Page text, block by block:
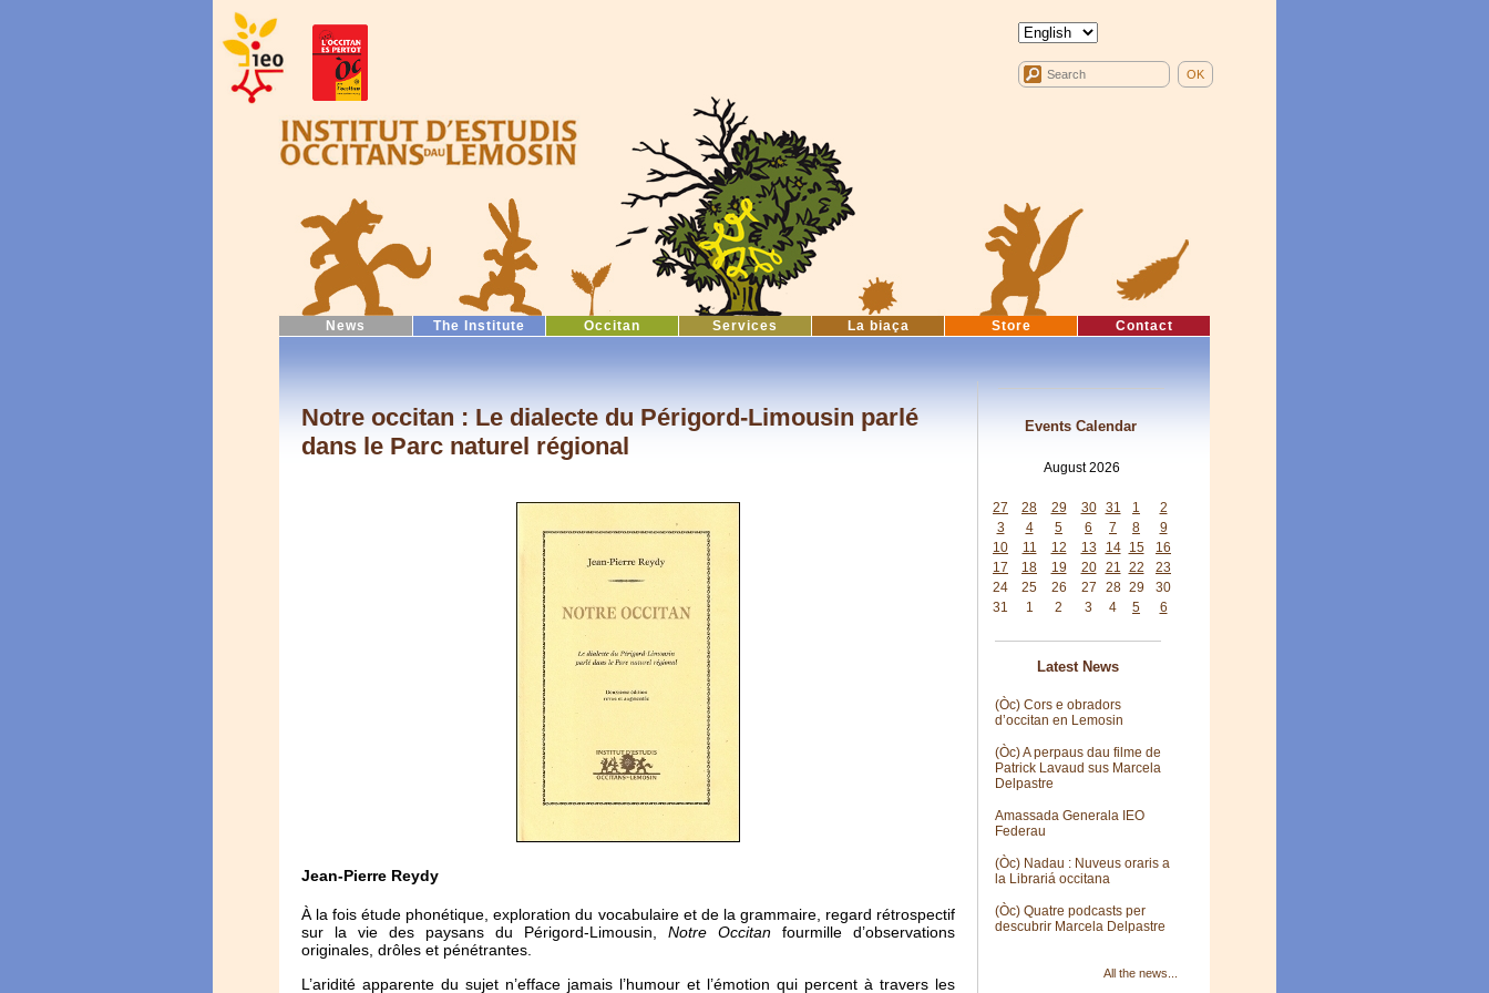
News The Institute Occitan Services La biaça Store Contact
Notre occitan : Le dialecte du Périgord-Limousin parlé
dans le Parc naturel régional
Jean-Pierre Reydy
À la fois étude phonétique, exploration du vocabulaire et de la grammaire, regard rétrospectif
sur la vie des paysans du Périgord-Limousin, Notre Occitan fourmille d’observations
originales, drôles et pénétrantes.
L’aridité apparente du sujet n’efface jamais l’humour et l’émotion qui percent à travers les
Events Calendar
August 2026
27
28 29 30 31 1
2
3
4 5 6 7 8
9
10
11 12 13 14 15
16
17
18 19 20 21 22
23
24
25 26 27 28 29
30
31
1 2 3 4 5 6
Latest News
(Òc) Cors e obradors
d’occitan en Lemosin
(Òc) A perpaus dau filme de
Patrick Lavaud sus Marcela
Delpastre
Amassada Generala IEO
Federau
(Òc) Nadau : Nuveus oraris a
la Librariá occitana
(Òc) Quatre podcasts per
descubrir Marcela Delpastre
All the news...